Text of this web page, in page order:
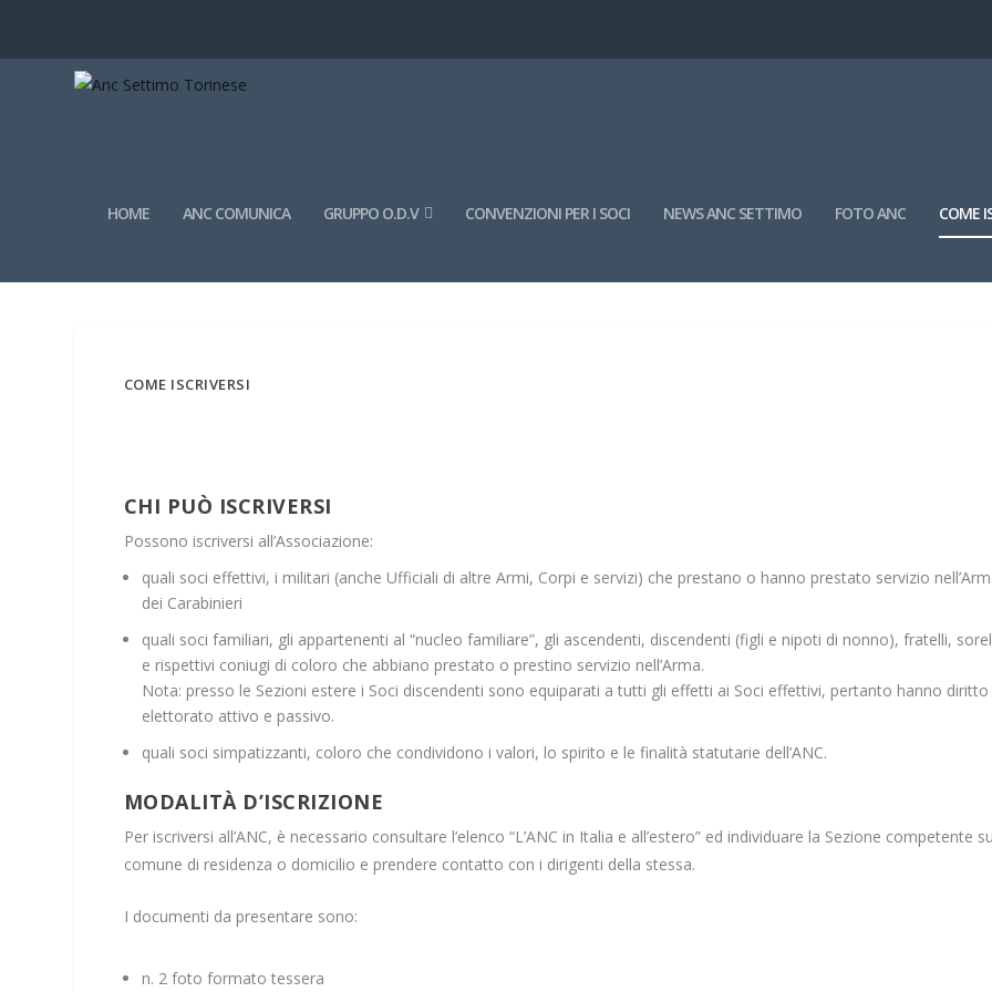
HOME ANC COMUNICA GRUPPO O.D.V CONVENZIONI PER I SOCI NEWS ANC SETTIMO FOTO ANC COME
COME ISCRIVERSI
CHI PUÒ ISCRIVERSI
Possono iscriversi all’Associazione:
quali soci effettivi, i militari (anche Ufficiali di altre Armi, Corpi e servizi) che prestano o hanno prestato servizio
dei Carabinieri
quali soci familiari, gli appartenenti al “nucleo familiare”, gli ascendenti, discendenti (figli e nipoti di nonno), fratelli,
e rispettivi coniugi di coloro che abbiano prestato o prestino servizio nell’Arma.
Nota: presso le Sezioni estere i Soci discendenti sono equiparati a tutti gli effetti ai Soci effettivi, pertanto hanno diritto
elettorato attivo e passivo.
quali soci simpatizzanti, coloro che condividono i valori, lo spirito e le finalità statutarie dell’ANC.
MODALITÀ D’ISCRIZIONE
Per iscriversi all’ANC, è necessario consultare l’elenco “L’ANC in Italia e all’estero” ed individuare la Sezione competente
comune di residenza o domicilio e prendere contatto con i dirigenti della stessa.
I documenti da presentare sono:
n. 2 foto formato tessera